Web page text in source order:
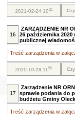
2021-02-24 1021
16
ZARZĄDZENIE NR
26 października
publicznej
Treść zarządzenia w
2020-10-28 1150
17
Zarządzenie NR
sprawie podania do
budżetu Gminy
Treść zarządzenia w